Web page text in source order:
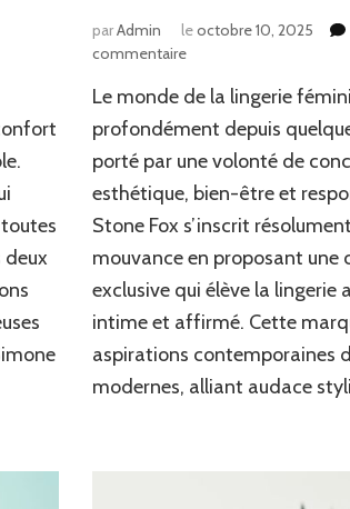
deux
parAdmin leoctobre 10, 2025
commentairesur
l’Univers
Audacieux
Stone
Fox
Éthique
et
Tendance
Le monde de la lingerie
profondément depuis
porté par une volonté de
esthétique, bien-être et
Stone Fox s’inscrit
mouvance en proposant une
exclusive qui élève la lingerie
intime et affirmé. Cette
aspirations contemporaines
modernes, alliant audace